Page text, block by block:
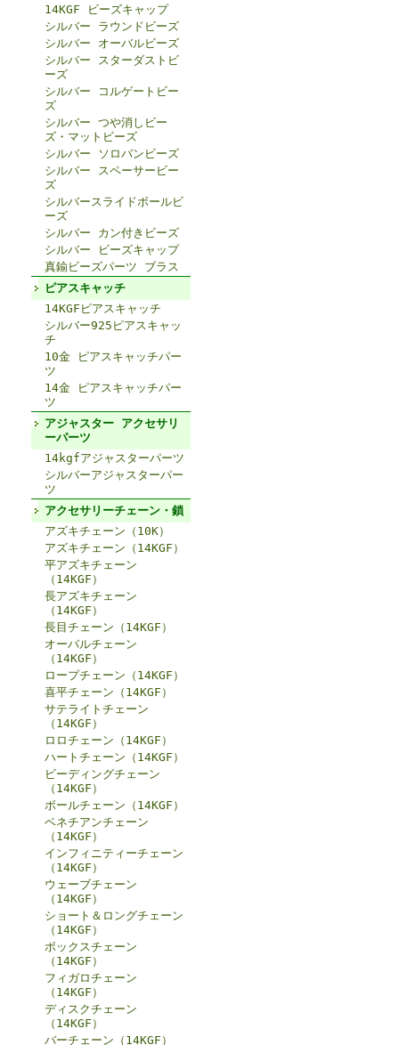
14KGF ビーズキャップ
シルバー ラウンドビーズ
シルバー オーバルビーズ
シルバー スターダストビ
ーズ
シルバー コルゲートビー
ズ
シルバー つや消しビー
ズ・マットビーズ
シルバー ソロバンビーズ
シルバー スペーサービー
ズ
シルバースライドボールビ
ーズ
シルバー カン付きビーズ
シルバー ビーズキャップ
真鍮ビーズパーツ ブラス
ピアスキャッチ
14KGFピアスキャッチ
シルバー925ピアスキャッ
チ
10金 ピアスキャッチパー
ツ
14金 ピアスキャッチパー
ツ
アジャスター アクセサリ
ーパーツ
14kgfアジャスターパーツ
シルバーアジャスターパー
ツ
アクセサリーチェーン・鎖
アズキチェーン（10K）
アズキチェーン（14KGF）
平アズキチェーン
（14KGF）
長アズキチェーン
（14KGF）
長目チェーン（14KGF）
オーバルチェーン
（14KGF）
ロープチェーン（14KGF）
喜平チェーン（14KGF）
サテライトチェーン
（14KGF）
ロロチェーン（14KGF）
ハートチェーン（14KGF）
ビーディングチェーン
（14KGF）
ボールチェーン（14KGF）
ベネチアンチェーン
（14KGF）
インフィニティーチェーン
（14KGF）
ウェーブチェーン
（14KGF）
ショート＆ロングチェーン
（14KGF）
ボックスチェーン
（14KGF）
フィガロチェーン
（14KGF）
ディスクチェーン
（14KGF）
バーチェーン（14KGF）